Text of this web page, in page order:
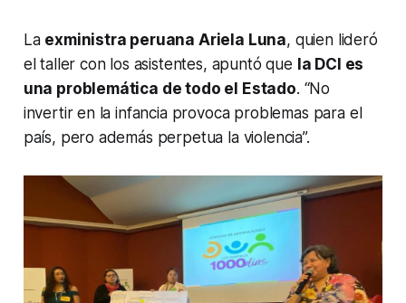
La exministra peruana Ariela Luna, quien lideró
el taller con los asistentes, apuntó que la DCI es
una problemática de todo el Estado. “No
invertir en la infancia provoca problemas para el
país, pero además perpetua la violencia”.